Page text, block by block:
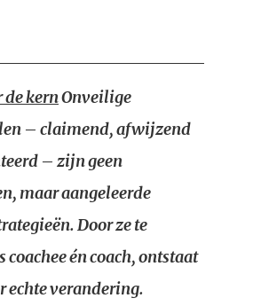
de kernOnveilige
– claimend, afwijzend
– zijn geen
maar aangeleerde
Door ze te
coachee én coach, ontstaat
echte verandering.